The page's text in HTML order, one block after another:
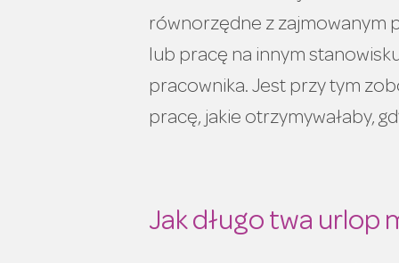
równorzędne z zajmowanym
lub pracę na innym
pracownika. Jest przy tym
pracę, jakie otrzymywałaby,
Jak długo twa urlop